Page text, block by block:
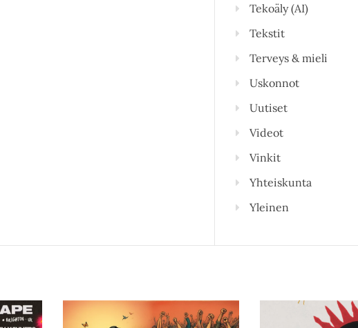
Tekoäly (AI)
Tekstit
Terveys & mieli
Uskonnot
Uutiset
Videot
Vinkit
Yhteiskunta
Yleinen